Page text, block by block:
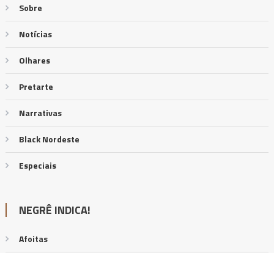
Sobre
Notícias
Olhares
Pretarte
Narrativas
Black Nordeste
Especiais
NEGRÊ INDICA!
Afoitas